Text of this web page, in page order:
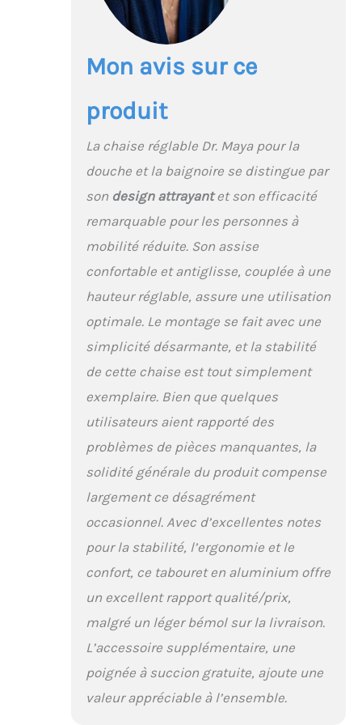
plage de réglage de la
hauteur plus large de
ses concurrents, le
cm ; une autre
caractéristique
dimensions de la base
de ses pieds au niveau
petites que les autres,
étant 30,5 x 35,6 cm.
baignoires. et les
douches plus grandes ;
✅ Fabriqué en
matériaux de qualité : la
chaise de douche
médicale DR Maya est
fabriquée avec quatre
pieds en aluminium
anodisé robuste, de
sorte qu'elle ne rouille
pas ou ne se corrode
pas au fil du temps ; le
siège en plastique
dispose de 8 trous de
drainage et de 2 larges
poignées de siège pour
une prise en main
facile, un levage et plus
caoutchouc
antidérapants sur
plus de soutien et pas
de glissement sur une
Mon avis sur ce
produit
La chaise réglable Dr. Maya pour la
douche et la baignoire se distingue par
son design attrayantet son efficacité
remarquable pour les personnes à
mobilité réduite. Son assise
confortable et antiglisse, couplée à une
hauteur réglable, assure une utilisation
optimale. Le montage se fait avec une
simplicité désarmante, et la stabilité
de cette chaise est tout simplement
exemplaire. Bien que quelques
utilisateurs aient rapporté des
problèmes de pièces manquantes, la
solidité générale du produit compense
largement ce désagrément
occasionnel. Avec d’excellentes notes
pour la stabilité, l’ergonomie et le
confort, ce tabouret en aluminium offre
un excellent rapport qualité/prix,
malgré un léger bémol sur la livraison.
L’accessoire supplémentaire, une
poignée à succion gratuite, ajoute une
valeur appréciable à l’ensemble.